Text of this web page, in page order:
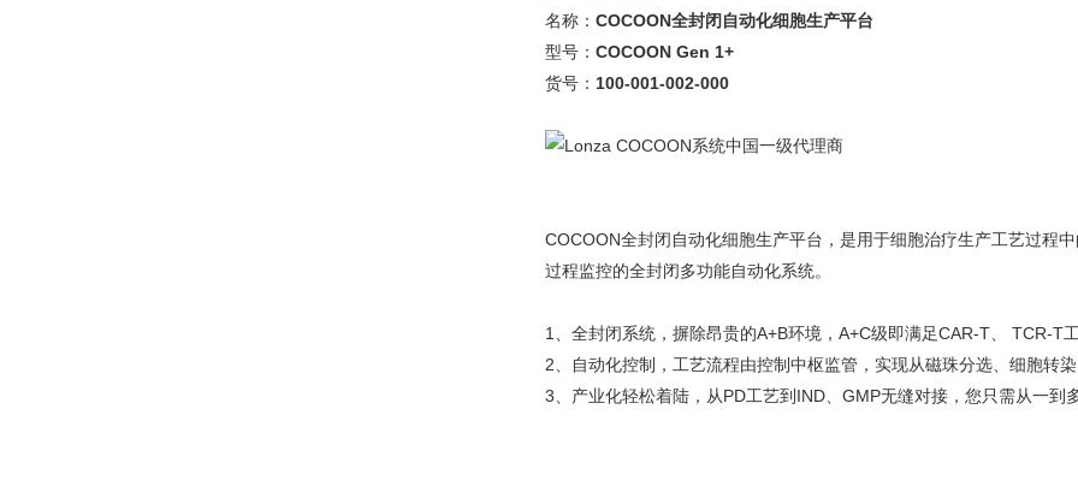
名称： COCOON全封闭自动化细胞生产平台
型号： COCOON Gen 1+
货号： 100-001-002-000
COCOON全封闭自动化细胞生产平台，是用于细胞治疗生产工艺过程
过程监控的全封闭多功能自动化系统。
1、全封闭系统，摒除昂贵的A+B环境，A+C级即满足CAR-T、 TCR-T
2、自动化控制，工艺流程由控制中枢监管，实现从磁珠分选、细胞转
3、产业化轻松着陆，从PD工艺到IND、GMP无缝对接，您只需从一到